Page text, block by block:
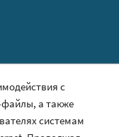
с
а также
системам